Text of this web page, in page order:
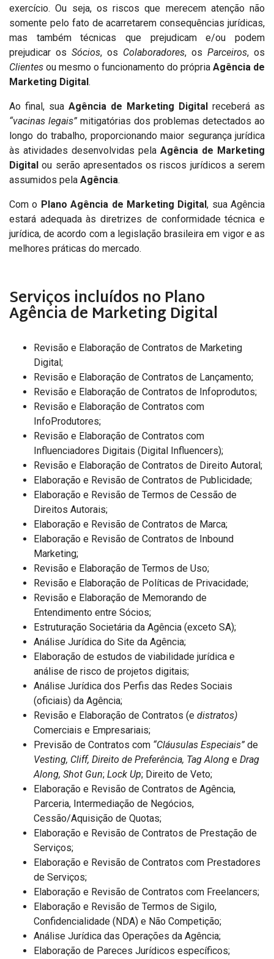
exercício. Ou seja, os riscos que merecem atenção não
somente pelo fato de acarretarem consequências jurídicas,
mas também técnicas que prejudicam e/ou podem
prejudicar os Sócios, os Colaboradores, os Parceiros, os
Clientes ou mesmo o funcionamento do própria Agência de
Marketing Digital.
Ao final, sua Agência de Marketing Digital receberá as
“vacinas legais” mitigatórias dos problemas detectados ao
longo do trabalho, proporcionando maior segurança jurídica
às atividades desenvolvidas pela Agência de Marketing
Digital ou serão apresentados os riscos jurídicos a serem
assumidos pela Agência.
Com o Plano Agência de Marketing Digital, sua Agência
estará adequada às diretrizes de conformidade técnica e
jurídica, de acordo com a legislação brasileira em vigor e as
melhores práticas do mercado.
Serviços incluídos no Plano
Agência de Marketing Digital
Revisão e Elaboração de Contratos de Marketing
Digital;
Revisão e Elaboração de Contratos de Lançamento;
Revisão e Elaboração de Contratos de Infoprodutos;
Revisão e Elaboração de Contratos com
InfoProdutores;
Revisão e Elaboração de Contratos com
Influenciadores Digitais (Digital Influencers);
Revisão e Elaboração de Contratos de Direito Autoral;
Elaboração e Revisão de Contratos de Publicidade;
Elaboração e Revisão de Termos de Cessão de
Direitos Autorais;
Elaboração e Revisão de Contratos de Marca;
Elaboração e Revisão de Contratos de Inbound
Marketing;
Revisão e Elaboração de Termos de Uso;
Revisão e Elaboração de Políticas de Privacidade;
Revisão e Elaboração de Memorando de
Entendimento entre Sócios;
Estruturação Societária da Agência (exceto SA);
Análise Jurídica do Site da Agência;
Elaboração de estudos de viabilidade jurídica e
análise de risco de projetos digitais;
Análise Jurídica dos Perfis das Redes Sociais
(oficiais) da Agência;
Revisão e Elaboração de Contratos (e distratos)
Comerciais e Empresariais;
Previsão de Contratos com “Cláusulas Especiais” de
Vesting, Cliff, Direito de Preferência, Tag Along e Drag
Along, Shot Gun; Lock Up; Direito de Veto;
Elaboração e Revisão de Contratos de Agência,
Parceria, Intermediação de Negócios,
Cessão/Aquisição de Quotas;
Elaboração e Revisão de Contratos de Prestação de
Serviços;
Elaboração e Revisão de Contratos com Prestadores
de Serviços;
Elaboração e Revisão de Contratos com Freelancers;
Elaboração e Revisão de Termos de Sigilo,
Confidencialidade (NDA) e Não Competição;
Análise Jurídica das Operações da Agência;
Elaboração de Pareces Jurídicos específicos;